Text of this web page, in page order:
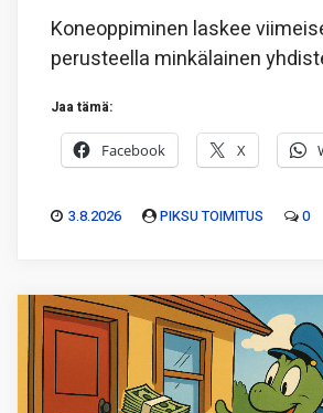
Koneoppiminen laskee
perusteella minkälainen
Jaa tämä:
Facebook X
3.8.2026 PIKSU TOIMITUS 0